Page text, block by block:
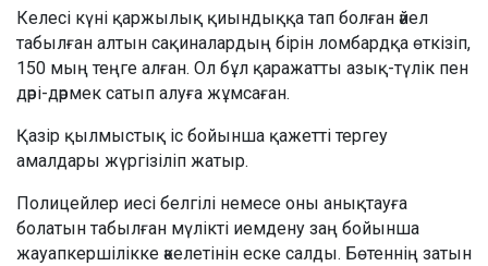
Келесі күні қаржылық қиындыққа тап болған әйел
табылған алтын сақиналардың бірін ломбардқа өткізіп,
150 мың теңге алған. Ол бұл қаражатты азық-түлік пен
дәрі-дәрмек сатып алуға жұмсаған.
Қазір қылмыстық іс бойынша қажетті тергеу
амалдары жүргізіліп жатыр.
Полицейлер иесі белгілі немесе оны анықтауға
болатын табылған мүлікті иемдену заң бойынша
жауапкершілікке әкелетінін еске салды. Бөтеннің затын